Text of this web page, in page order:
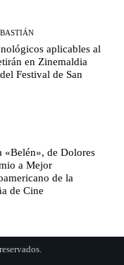
aplicables al
en Zinemaldia
Festival de San
«Belén», de Dolores
a Mejor
de la
de Cine